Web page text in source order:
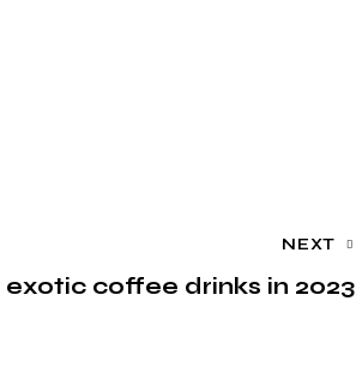
NEXT
coffee drinks in 2023